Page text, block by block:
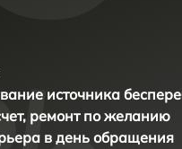
источника
ремонт по желанию
в день обращения